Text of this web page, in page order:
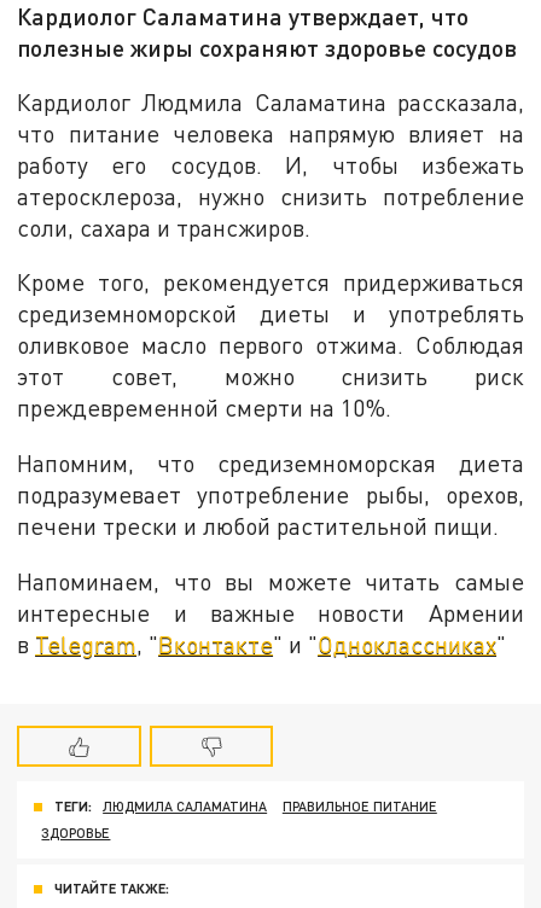
Кардиолог Саламатина утверждает, что
полезные жиры сохраняют здоровье сосудов
Кардиолог Людмила Саламатина рассказала,
что питание человека напрямую влияет на
работу его сосудов. И, чтобы избежать
атеросклероза, нужно снизить потребление
соли, сахара и трансжиров.
Кроме того, рекомендуется придерживаться
средиземноморской диеты и употреблять
оливковое масло первого отжима. Соблюдая
этот совет, можно снизить риск
преждевременной смерти на 10%.
Напомним, что средиземноморская диета
подразумевает употребление рыбы, орехов,
печени трески и любой растительной пищи.
Напоминаем, что вы можете читать самые
интересные и важные новости Армении
в Telegram, "Вконтакте" и "Одноклассниках"
ТЕГИ: ЛЮДМИЛА САЛАМАТИНА
ПРАВИЛЬНОЕ ПИТАНИЕ
ЗДОРОВЬЕ
ЧИТАЙТЕ ТАКЖЕ: